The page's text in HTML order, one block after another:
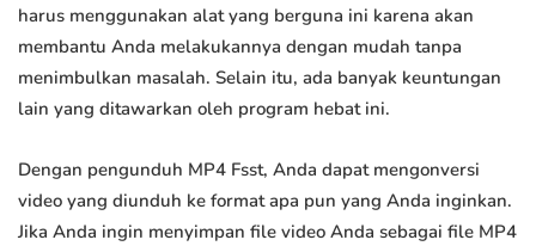
harus menggunakan alat yang berguna ini karena akan
membantu Anda melakukannya dengan mudah tanpa
menimbulkan masalah. Selain itu, ada banyak keuntungan
lain yang ditawarkan oleh program hebat ini.
Dengan pengunduh MP4 Fsst, Anda dapat mengonversi
video yang diunduh ke format apa pun yang Anda inginkan.
Jika Anda ingin menyimpan file video Anda sebagai file MP4